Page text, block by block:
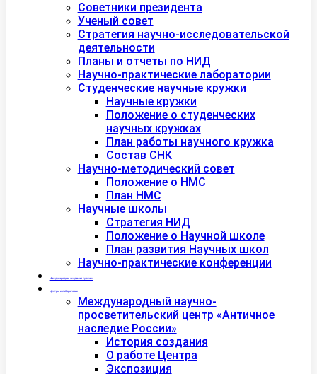
Советники президента
Ученый совет
Стратегия научно-исследовательской
деятельности
Планы и отчеты по НИД
Научно-практические лаборатории
Студенческие научные кружки
Научные кружки
Положение о студенческих
научных кружках
План работы научного кружка
Состав СНК
Научно-методический совет
Положение о НМС
План НМС
Научные школы
Стратегия НИД
Положение о Научной школе
План развития Научных школ
Научно-практические конференции
Международная академия туризма
Центры и лаборатории
Международный научно-
просветительский центр «Античное
наследие России»
История создания
О работе Центра
Экспозиция